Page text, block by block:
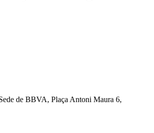
de BBVA, Plaça Antoni Maura 6,